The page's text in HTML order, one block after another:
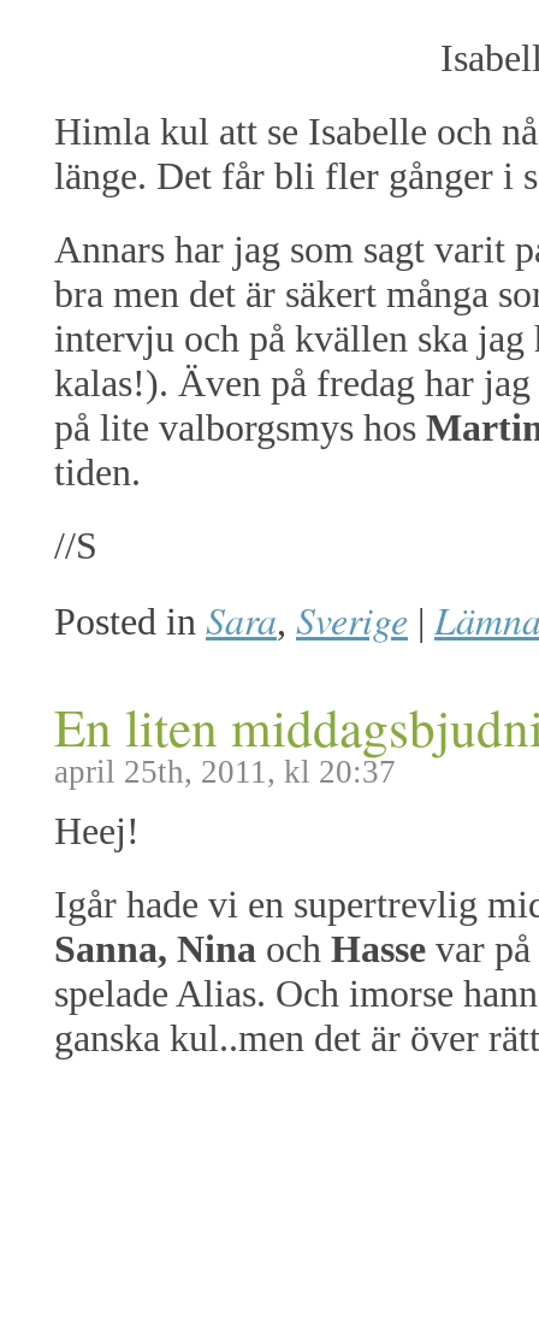
Himla kul att se Isabelle och
länge. Det får bli fler gånger i
Annars har jag som sagt varit
bra men det är säkert många
intervju och på kvällen ska
kalas!). Även på fredag har
på lite valborgsmys hos
tiden.
//S
Posted in Sara, Sverige |
En liten
april 25th, 2011, kl 20:37
Heej!
Igår hade vi en supertrevlig
Sanna, Nina och Hasse var
spelade Alias. Och imorse
ganska kul..men det är över